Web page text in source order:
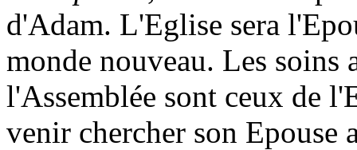
d'Adam. L'Eglise sera
monde nouveau. Les soins
l'Assemblée sont ceux de
venir chercher son Epouse